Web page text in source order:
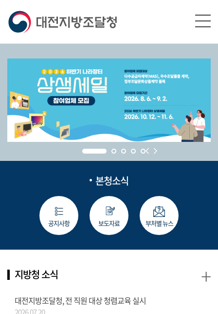
본청소식
공지사항 보도자료 부처별 뉴스
지방청 소식
대전지방조달청, 전 직원 대상 청렴교육 실시
+